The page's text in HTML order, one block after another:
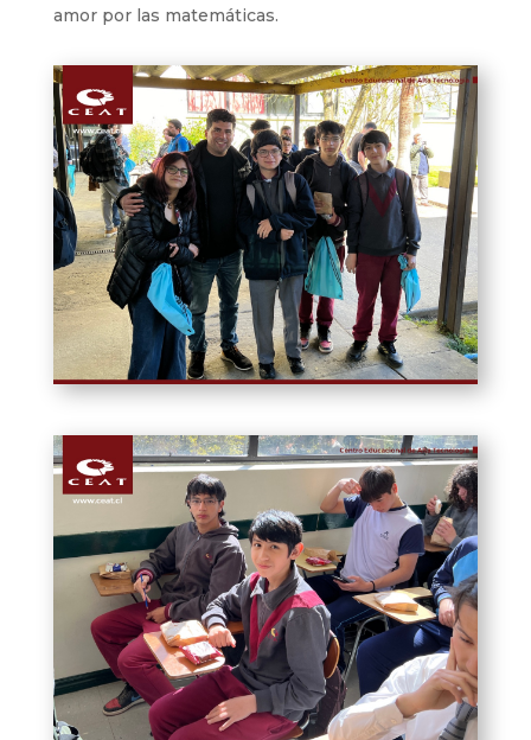
amor por las matemáticas.